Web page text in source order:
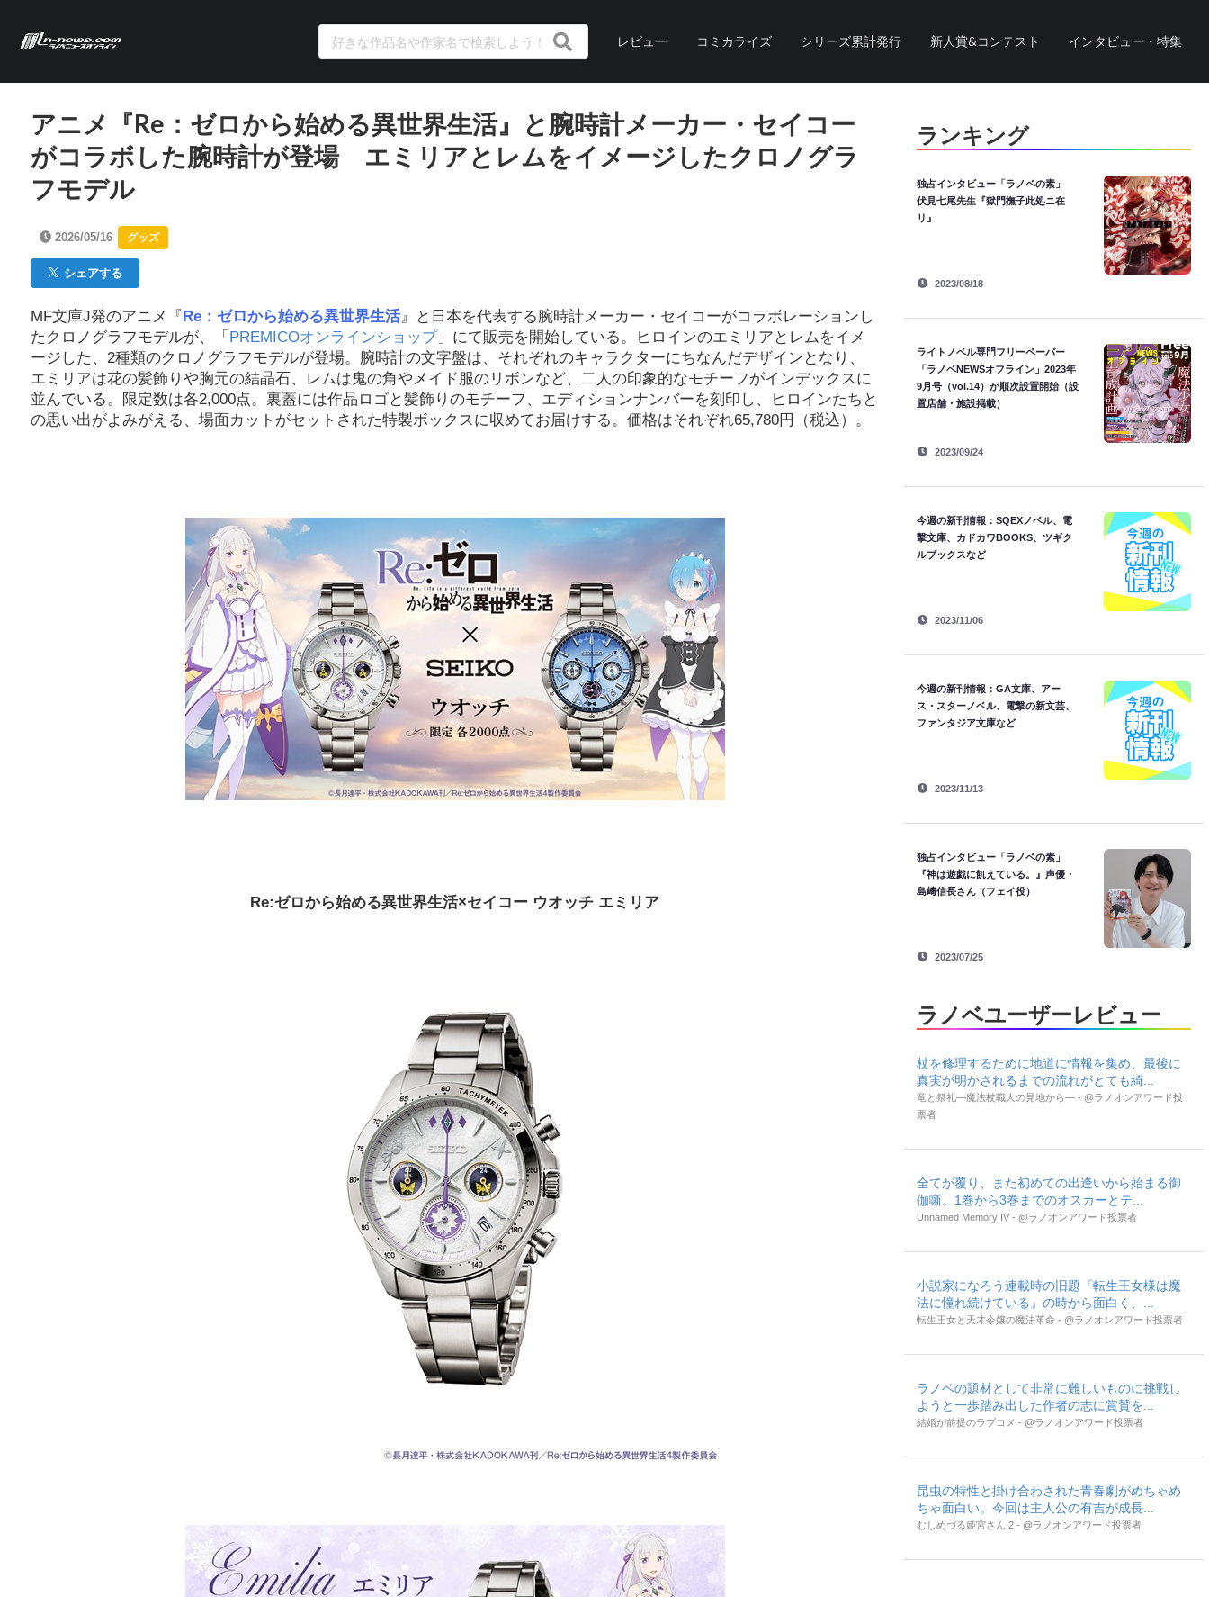
レビュー コミカライズ シリーズ累計発行 新人賞&コンテスト インタビュー・特集
アニメ『Re：ゼロから始める異世界生活』と腕時計メーカー・セイコー
がコラボした腕時計が登場 エミリアとレムをイメージしたクロノグラ
フモデル
2026/05/16 グッズ
シェアする
MF文庫J発のアニメ『 Re：ゼロから始める異世界生活』と日本を代表する腕時計メーカー・セイコーがコラボレーションし
たクロノグラフモデルが、「 PREMICOオンラインショップ 」にて販売を開始している。ヒロインのエミリアとレムをイメ
ージした、2種類のクロノグラフモデルが登場。腕時計の文字盤は、それぞれのキャラクターにちなんだデザインとなり、
エミリアは花の髪飾りや胸元の結晶石、レムは鬼の角やメイド服のリボンなど、二人の印象的なモチーフがインデックスに
並んでいる。限定数は各2,000点。裏蓋には作品ロゴと髪飾りのモチーフ、エディションナンバーを刻印し、ヒロインたちと
の思い出がよみがえる、場面カットがセットされた特製ボックスに収めてお届けする。価格はそれぞれ65,780円（税込）。
Re:ゼロから始める異世界生活×セイコー ウオッチ エミリア
ランキング
独占インタビュー「ラノベの素」
伏見七尾先生『獄門撫子此処ニ在
リ』
2023/08/18
ライトノベル専門フリーペーパー
「ラノベNEWSオフライン」2023年
9月号（vol.14）が順次設置開始（設
置店舗・施設掲載）
2023/09/24
今週の新刊情報：SQEXノベル、電
撃文庫、カドカワBOOKS、ツギク
ルブックスなど
2023/11/06
今週の新刊情報：GA文庫、アー
ス・スターノベル、電撃の新文芸、
ファンタジア文庫など
2023/11/13
独占インタビュー「ラノベの素」
『神は遊戯に飢えている。』声優・
島﨑信長さん（フェイ役）
2023/07/25
ラノベユーザーレビュー
杖を修理するために地道に情報を集め、最後に
真実が明かされるまでの流れがとても綺...
竜と祭礼―魔法杖職人の見地から― - @ラノオンアワード投
票者
全てが覆り、また初めての出逢いから始まる御
伽噺。1巻から3巻までのオスカーとテ...
Unnamed Memory IV - @ラノオンアワード投票者
小説家になろう連載時の旧題『転生王女様は魔
法に憧れ続けている』の時から面白く、...
転生王女と天才令嬢の魔法革命 - @ラノオンアワード投票者
ラノベの題材として非常に難しいものに挑戦し
ようと一歩踏み出した作者の志に賞賛を...
結婚が前提のラブコメ - @ラノオンアワード投票者
昆虫の特性と掛け合わされた青春劇がめちゃめ
ちゃ面白い。今回は主人公の有吉が成長...
むしめづる姫宮さん 2 - @ラノオンアワード投票者